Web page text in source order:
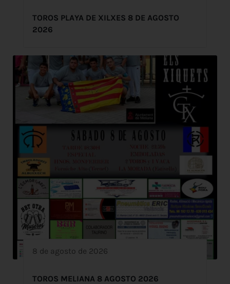
TOROS PLAYA DE XILXES 8 DE AGOSTO
2026
8 de agosto de 2026
TOROS MELIANA 8 AGOSTO 2026